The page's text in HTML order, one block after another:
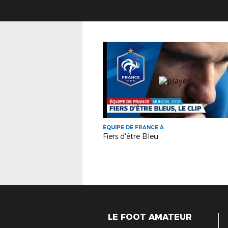
EQUIPE DE FRANCE A
Fiers d'être Bleu
LE FOOT AMATEUR